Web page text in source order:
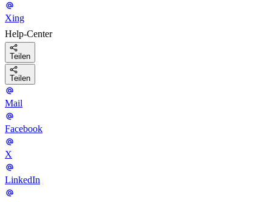
Xing
Help-Center
Teilen
Teilen
Mail
Facebook
X
LinkedIn